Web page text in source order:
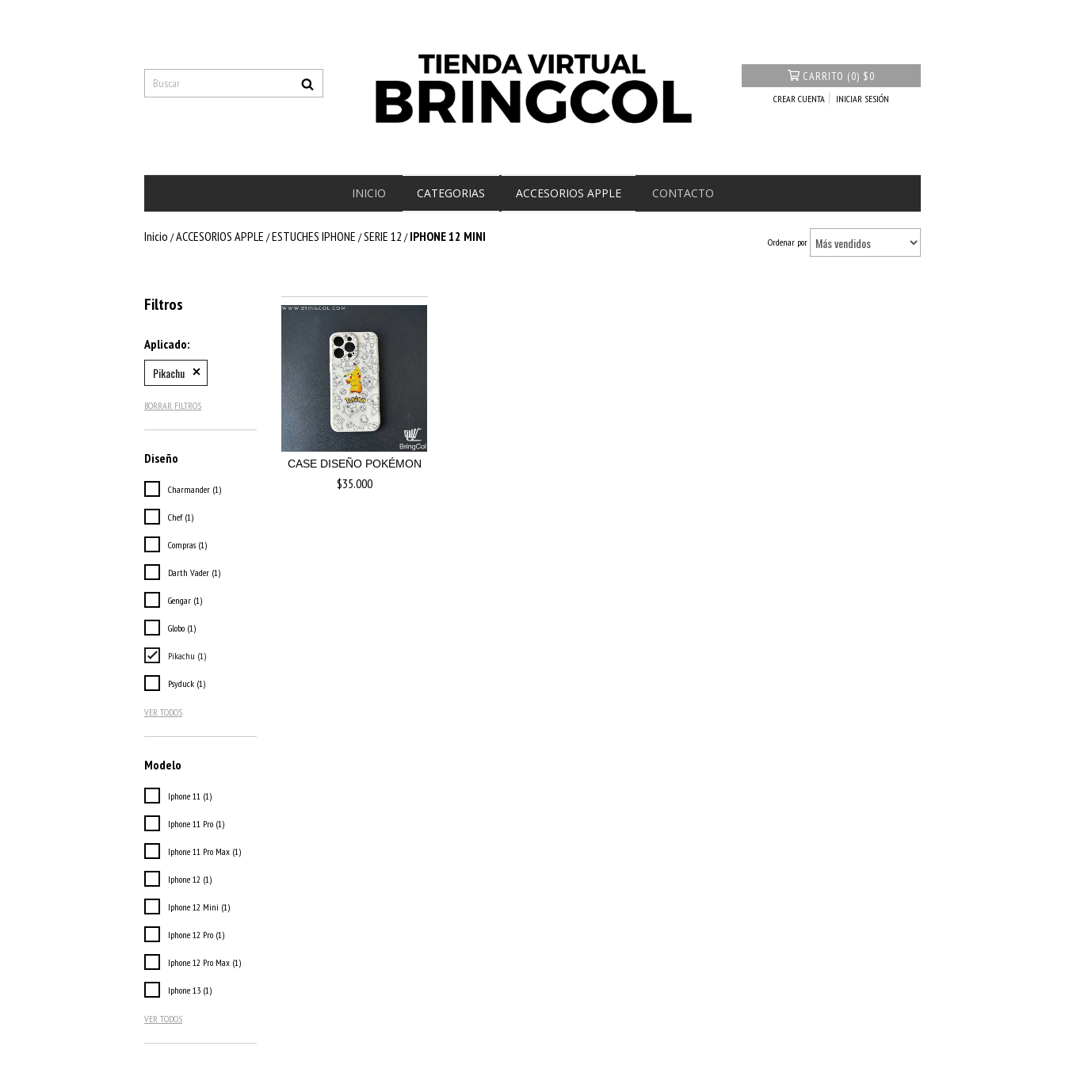
CARRITO (0) $0
CREAR CUENTA INICIAR SESIÓN
INICIO CATEGORIAS ACCESORIOS APPLE CONTACTO
Inicio /ACCESORIOS APPLE /ESTUCHES IPHONE /SERIE 12 / IPHONE 12 MINI Ordenar por
Filtros
Aplicado:
Pikachu
BORRAR FILTROS
Diseño
Charmander (1)
Chef (1)
Compras (1)
Darth Vader (1)
Gengar (1)
Globo (1)
Pikachu (1)
Psyduck (1)
VER TODOS
Modelo
Iphone 11 (1)
Iphone 11 Pro (1)
Iphone 11 Pro Max (1)
Iphone 12 (1)
Iphone 12 Mini (1)
Iphone 12 Pro (1)
Iphone 12 Pro Max (1)
Iphone 13 (1)
VER TODOS
CASE DISEÑO POKÉMON
$35.000